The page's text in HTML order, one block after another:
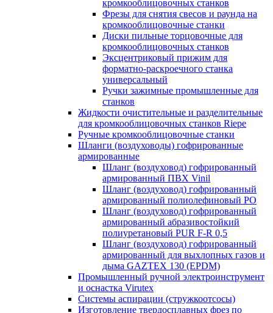
кромкооблицовочных станков
Фрезы для снятия свесов и раунда на
кромкооблицовочные станки
Диски пильные торцовочные для
кромкооблицовочных станков
Эксцентриковый прижим для
форматно-раскроечного станка
универсальный
Ручки зажимные промышленные для
станков
Жидкости очистительные и разделительные
для кромкооблицовочных станков Riepe
Ручные кромкооблицовочные станки
Шланги (воздуховоды) гофрированные
армированные
Шланг (воздуховод) гофрированный
армированный ПВХ Vinil
Шланг (воздуховод) гофрированный
армированный полиолефиновый PO
Шланг (воздуховод) гофрированный
армированный абразивостойкий
полиуретановый PUR F-R 0,5
Шланг (воздуховод) гофрированный
армированный для выхлопных газов и
дыма GAZTEX 130 (EPDM)
Промышленный ручной электроинструмент
и оснастка Virutex
Системы аспирации (стружкоотсосы)
Изготовление твердосплавных фрез по